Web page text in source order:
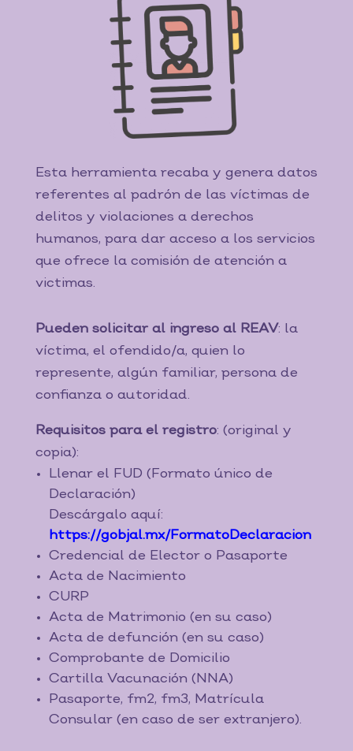
Esta herramienta recaba y genera datos
referentes al padrón de las víctimas de
delitos y violaciones a derechos
humanos, para dar acceso a los servicios
que ofrece la comisión de atención a
victimas.
Pueden solicitar al ingreso al REAV: la
víctima, el ofendido/a, quien lo
represente, algún familiar, persona de
confianza o autoridad.
Requisitos para el registro: (original y
copia):
Llenar el FUD (Formato único de
Declaración)
Descárgalo aquí:
https://gobjal.mx/FormatoDeclaracion
Credencial de Elector o Pasaporte
Acta de Nacimiento
CURP
Acta de Matrimonio (en su caso)
Acta de defunción (en su caso)
Comprobante de Domicilio
Cartilla Vacunación (NNA)
Pasaporte, fm2, fm3, Matrícula
Consular (en caso de ser extranjero).